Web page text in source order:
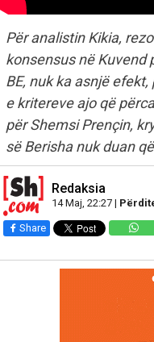
Për analistin Kikia,
konsensus në Kuvend
BE, nuk ka asnjë
e kritereve ajo që
për Shemsi Prençin,
së Berisha nuk duan
Redaksia
14 Maj, 22:27 |
Share